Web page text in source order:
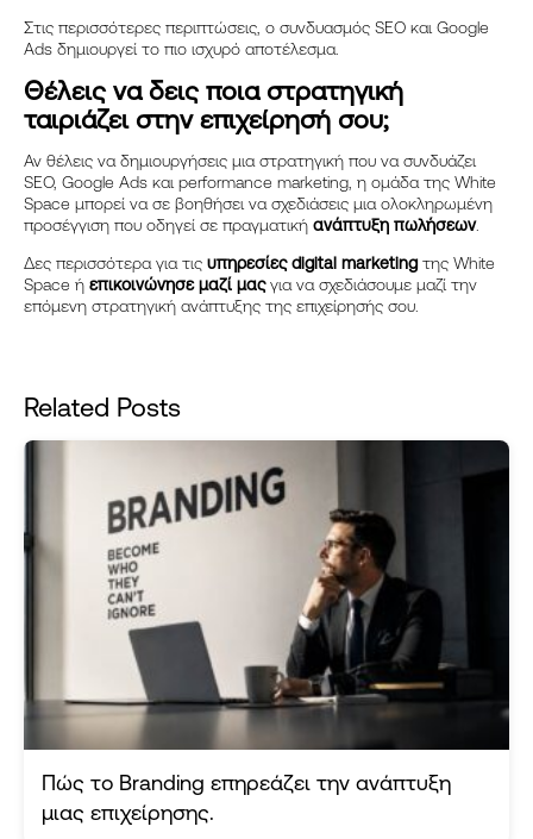
Address
Michalakopoulou 35,
Athens 115 28
Email
Στις περισσότερες περιπτώσεις, ο συνδυασμός SEO και Google
Ads δημιουργεί το πιο ισχυρό αποτέλεσμα.
Θέλεις να δεις ποια στρατηγική
ταιριάζει στην επιχείρησή σου;
Αν θέλεις να δημιουργήσεις μια στρατηγική που να συνδυάζει
SEO, Google Ads και performance marketing, η ομάδα της White
Space μπορεί να σε βοηθήσει να σχεδιάσεις μια ολοκληρωμένη
προσέγγιση που οδηγεί σε πραγματική ανάπτυξη πωλήσεων.
Δες περισσότερα για τις υπηρεσίες digital marketingτης White
Space ή επικοινώνησε μαζί μαςγια να σχεδιάσουμε μαζί την
επόμενη στρατηγική ανάπτυξης της επιχείρησής σου.
Related Posts
Πώς το Branding επηρεάζει την ανάπτυξη
μιας επιχείρησης.